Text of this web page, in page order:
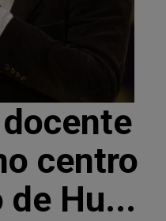
centro
de Hu...